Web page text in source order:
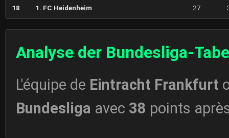
18 1. FC Heidenheim 27
Analyse der Bundesliga-
L'équipe de Eintracht Frankfurt
Bundesliga avec 38 points